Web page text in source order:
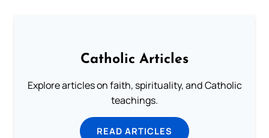
Catholic Articles
Explore articles on faith, spirituality, and Catholic
teachings.
READ ARTICLES